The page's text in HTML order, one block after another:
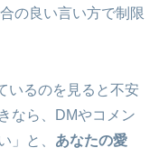
の良い言い方で制限
いるのを見ると不安
なら、DMやコメン
」と、 あなたの愛